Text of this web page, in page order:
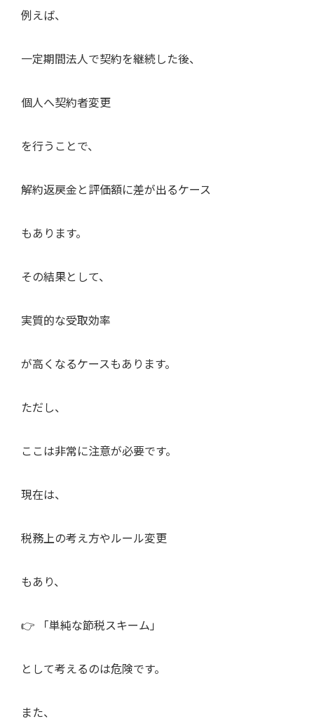
例えば、
一定期間法人で契約を継続した後、
個人へ契約者変更
を行うことで、
解約返戻金と評価額に差が出るケース
もあります。
その結果として、
実質的な受取効率
が高くなるケースもあります。
ただし、
ここは非常に注意が必要です。
現在は、
税務上の考え方やルール変更
もあり、
👉 「単純な節税スキーム」
として考えるのは危険です。
また、